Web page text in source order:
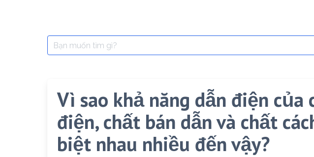
Search
for:
Vì sao khả năng dẫn điện của
điện, chất bán dẫn và chất
biệt nhau nhiều đến vậy?